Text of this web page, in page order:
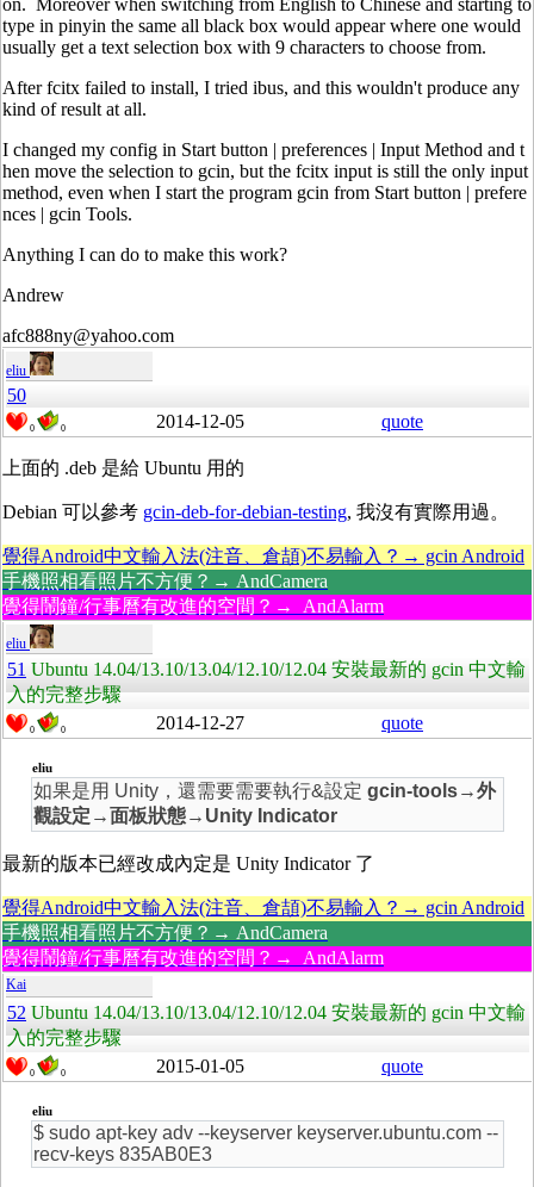
on. Moreover when switching from English to Chinese and starting to
type in pinyin the same all black box would appear where one would
usually get a text selection box with 9 characters to choose from.
After fcitx failed to install, I tried ibus, and this wouldn't produce any
kind of result at all.
I changed my config in Start button | preferences | Input Method and t
hen move the selection to gcin, but the fcitx input is still the only input
method, even when I start the program gcin from Start button | prefere
nces | gcin Tools.
Anything I can do to make this work?
Andrew
afc888ny@yahoo.com
eliu
50
0 0 2014-12-05 quote
上面的 .deb 是給 Ubuntu 用的
Debian 可以參考 gcin-deb-for-debian-testing, 我沒有實際用過。
覺得Android中文輸入法(注音、倉頡)不易輸入？→ gcin Android
手機照相看照片不方便？→ AndCamera
覺得鬧鐘/行事曆有改進的空間？→ AndAlarm
eliu
51 Ubuntu 14.04/13.10/13.04/12.10/12.04 安裝最新的 gcin 中文輸
入的完整步驟
0 0 2014-12-27 quote
eliu
如果是用 Unity，還需要需要執行&設定 gcin-tools→外
觀設定→面板狀態→Unity Indicator
最新的版本已經改成內定是 Unity Indicator 了
覺得Android中文輸入法(注音、倉頡)不易輸入？→ gcin Android
手機照相看照片不方便？→ AndCamera
覺得鬧鐘/行事曆有改進的空間？→ AndAlarm
Kai
52 Ubuntu 14.04/13.10/13.04/12.10/12.04 安裝最新的 gcin 中文輸
入的完整步驟
0 0 2015-01-05 quote
eliu
$ sudo apt-key adv --keyserver keyserver.ubuntu.com --
recv-keys 835AB0E3